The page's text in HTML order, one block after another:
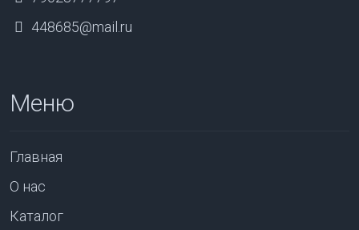
448685@mail.ru
Меню
Главная
О нас
Каталог